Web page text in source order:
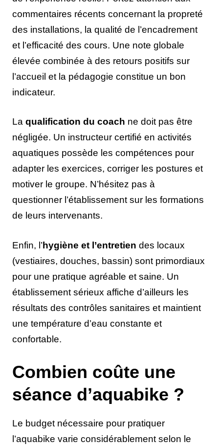
commentaires récents concernant la propreté
des installations, la qualité de l’encadrement
et l’efficacité des cours. Une note globale
élevée combinée à des retours positifs sur
l’accueil et la pédagogie constitue un bon
indicateur.
La qualification du coach ne doit pas être
négligée. Un instructeur certifié en activités
aquatiques possède les compétences pour
adapter les exercices, corriger les postures et
motiver le groupe. N’hésitez pas à
questionner l’établissement sur les formations
de leurs intervenants.
Enfin, l’hygiène et l’entretien des locaux
(vestiaires, douches, bassin) sont primordiaux
pour une pratique agréable et saine. Un
établissement sérieux affiche d’ailleurs les
résultats des contrôles sanitaires et maintient
une température d’eau constante et
confortable.
Combien coûte une
séance d’aquabike ?
Le budget nécessaire pour pratiquer
l’aquabike varie considérablement selon le